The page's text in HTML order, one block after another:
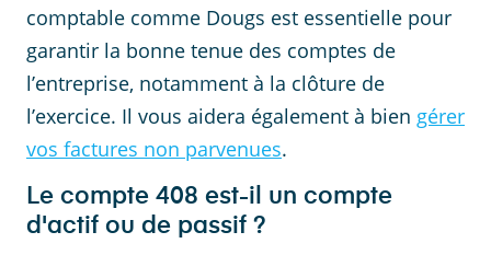
comptable comme Dougs est essentielle pour
garantir la bonne tenue des comptes de
l’entreprise, notamment à la clôture de
l’exercice. Il vous aidera également à bien gérer
vos factures non parvenues.
Le compte 408 est-il un compte
d'actif ou de passif ?